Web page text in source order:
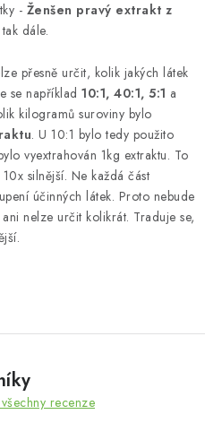
- Ženšen pravý extrakt z
dále.
přesně určit, kolik jakých látek
se například 10:1, 40:1, 5:1 a
kilogramů suroviny bylo
. U 10:1 bylo tedy použito
vyextrahován 1kg extraktu. To
silnější. Ne každá část
účinných látek. Proto nebude
nelze určit kolikrát. Traduje se,
recenze